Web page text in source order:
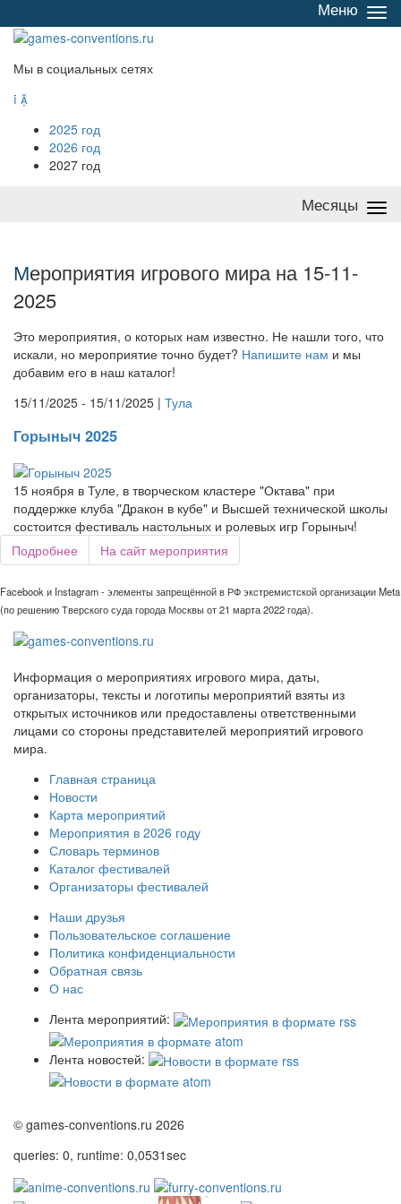
/
Меню
Мы в социальных сетях
 
2025 год
2026 год
2027 год
Месяцы
Мероприятия игрового мира на 15-11-
2025
Это мероприятия, о которых нам известно. Не нашли того, что
искали, но мероприятие точно будет? Напишите нам и мы
добавим его в наш каталог!
15/11/2025 - 15/11/2025 | Тула
Горыныч 2025
15 ноября в Туле, в творческом кластере "Октава" при
поддержке клуба "Дракон в кубе" и Высшей технической школы
состоится фестиваль настольных и ролевых игр Горыныч!
Подробнее
На сайт мероприятия
Facebook и Instagram - элементы запрещённой в РФ экстремистской организации Meta
(по решению Тверского суда города Москвы от 21 марта 2022 года).
Информация о мероприятиях игрового мира, даты,
организаторы, тексты и логотипы мероприятий взяты из
открытых источников или предоставлены ответственными
лицами со стороны представителей мероприятий игрового
мира.
Главная страница
Новости
Карта мероприятий
Мероприятия в 2026 году
Словарь терминов
Каталог фестивалей
Организаторы фестивалей
Наши друзья
Пользовательское соглашение
Политика конфиденциальности
Обратная связь
О нас
Лента мероприятий:
Лента новостей:
© games-conventions.ru 2026
queries: 0, runtime: 0,0531sec